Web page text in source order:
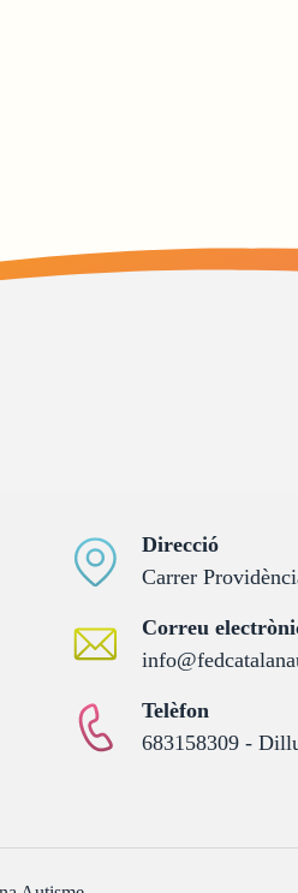
Direcció:
Carrer
Correu
Telèfon:
683158309 -